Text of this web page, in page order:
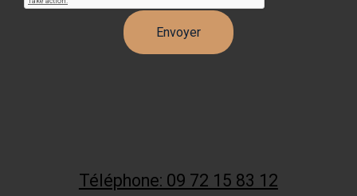
Téléphone: 09 72 15 83 12